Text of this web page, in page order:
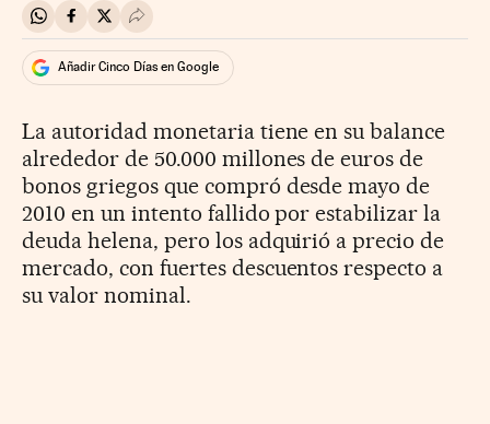
Compartir en Whatsapp
Compartir en Facebook
Compartir en Twitter
Desplegar Redes Sociales
Añadir Cinco Días en Google
La autoridad monetaria tiene en su balance
alrededor de 50.000 millones de euros de
bonos griegos que compró desde mayo de
2010 en un intento fallido por estabilizar la
deuda helena, pero los adquirió a precio de
mercado, con fuertes descuentos respecto a
su valor nominal.